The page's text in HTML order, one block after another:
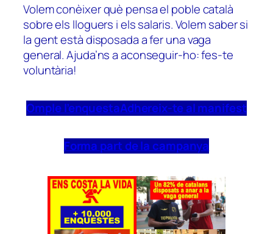
Volem conèixer què pensa el poble català
sobre els lloguers i els salaris. Volem saber si
la gent està disposada a fer una vaga
general. Ajuda’ns a aconseguir-ho: fes-te
voluntària!
Omple l’enquestaAdhereix-te al manifest
Forma part de la campanya